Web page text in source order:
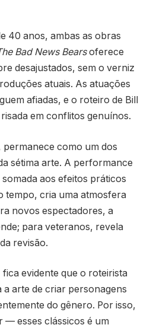
40 anos, ambas as obras
Bad News Bearsoferece
desajustados, sem o verniz
atuais. As atuações
afiadas, e o roteiro de Bill
em conflitos genuínos.
permanece como um dos
sétima arte. A performance
aos efeitos práticos
tempo, cria uma atmosfera
novos espectadores, a
para veteranos, revela
revisão.
evidente que o roteirista
a arte de criar personagens
do gênero. Por isso,
esses clássicos é um